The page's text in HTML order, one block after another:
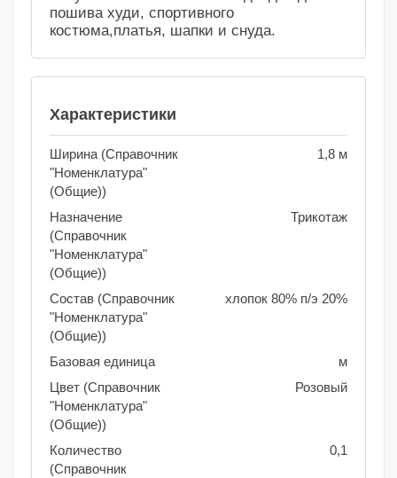
пошива худи, спортивного
костюма,платья, шапки и снуда.
Характеристики
Ширина (Справочник
"Номенклатура"
(Общие))
1,8 м
Назначение
(Справочник
"Номенклатура"
(Общие))
Трикотаж
Состав (Справочник
"Номенклатура"
(Общие))
хлопок 80% п/э 20%
Базовая единица
м
Цвет (Справочник
"Номенклатура"
(Общие))
Розовый
Количество
(Справочник
0,1